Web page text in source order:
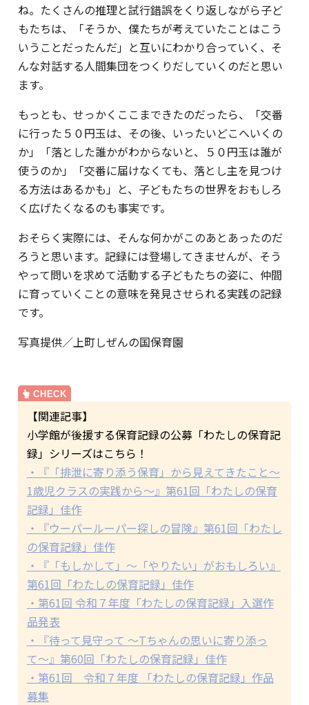
ね。たくさんの推理と試行錯誤をくり返しながら子ど
もたちは、「そうか、僕たちが考えていたことはこう
いうことだったんだ」と互いにわかり合っていく、そ
んな対話する人間集団をつくりだしていくのだと思い
ます。
もっとも、せっかくここまできたのだったら、「交番
に行った５０円玉は、その後、いったいどこへいくの
か」「落とした誰かがわからないと、５０円玉は誰が
使うのか」「交番に届けなくても、落とし主を見つけ
る方法はあるかも」と、子どもたちの世界をおもしろ
く広げたくなるのも事実です。
おそらく実際には、そんな何かがこのあとあったのだ
ろうと思います。記録には登場してきませんが、そう
やって問いを求めて活動する子どもたちの姿に、仲間
に育っていくことの意味を発見させられる実践の記録
です。
写真提供／上町しぜんの国保育園
【関連記事】
小学館が後援する保育記録の公募「わたしの保育記
録」シリーズはこちら！
・『「排泄に寄り添う保育」から見えてきたこと～
1歳児クラスの実践から～』第61回「わたしの保育
記録」佳作
・『ウーパールーパー探しの冒険』第61回「わたし
の保育記録」佳作
・『「もしかして」～「やりたい」がおもしろい』
第61回「わたしの保育記録」佳作
・第61回 令和７年度「わたしの保育記録」入選作
品発表
・『待って見守って 〜Tちゃんの思いに寄り添っ
て〜』第60回「わたしの保育記録」佳作
・第61回 令和７年度 「わたしの保育記録」作品
募集